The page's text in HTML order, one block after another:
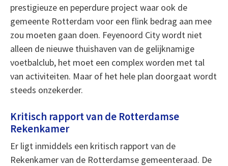
prestigieuze en peperdure project waar ook de
gemeente Rotterdam voor een flink bedrag aan mee
zou moeten gaan doen. Feyenoord City wordt niet
alleen de nieuwe thuishaven van de gelijknamige
voetbalclub, het moet een complex worden met tal
van activiteiten. Maar of het hele plan doorgaat wordt
steeds onzekerder.
Kritisch rapport van de Rotterdamse
Rekenkamer
Er ligt inmiddels een kritisch rapport van de
Rekenkamer van de Rotterdamse gemeenteraad. De